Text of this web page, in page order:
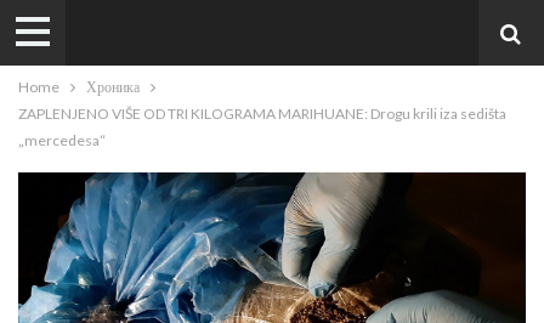
Home
Хроника
ZAPLENJENO VIŠE OD TRI KILOGRAMA MARIHUANE: Drogu krili iza sedišta
„mercedesa“